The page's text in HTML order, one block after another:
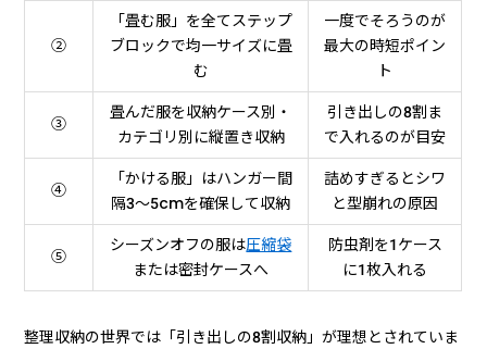
②
「畳む服」を全てステップ
ブロックで均一サイズに畳
む
一度でそろうのが
最大の時短ポイン
ト
③
畳んだ服を収納ケース別・
カテゴリ別に縦置き収納
引き出しの8割ま
で入れるのが目安
④
「かける服」はハンガー間
隔3〜5cmを確保して収納
詰めすぎるとシワ
と型崩れの原因
⑤
シーズンオフの服は圧縮袋
または密封ケースへ
防虫剤を1ケース
に1枚入れる
整理収納の世界では「引き出しの8割収納」が理想とされていま